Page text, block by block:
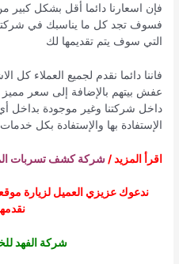
فإن اسعارنا دائما أقل بشكل كبير
فسوف تجد كل ما يناسبك في
التي سوف يتم تقديمها لك
فاننا دائما نقدم لجميع العملاء كل
عفش بيتهم بالإضافة إلى سعر
داخل شركتنا وغير موجودة بداخل
الإستفادة بها والإستفادة بكل
اقرأ المزيد /شركة كشف تسربات
ندعوك عزيزي العميل لزيارة
شركة الفهد